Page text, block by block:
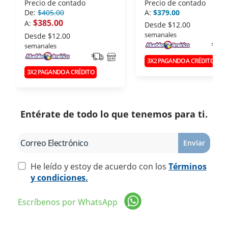
Precio de contado
De: $405.00
A: $385.00
Desde $12.00
semanales
3X2 PAGANDO A CRÉDITO
Precio de contado
A: $379.00
Desde $12.00
semanales
3X2 PAGANDO A CRÉDITO
Entérate de todo lo que tenemos para ti.
Enviar
He leído y estoy de acuerdo con los Términos
y condiciones.
Escríbenos por WhatsApp